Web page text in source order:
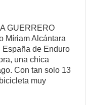
GUERRERO
Míriam Alcántara
España de Enduro
una chica
Con tan solo 13
muy